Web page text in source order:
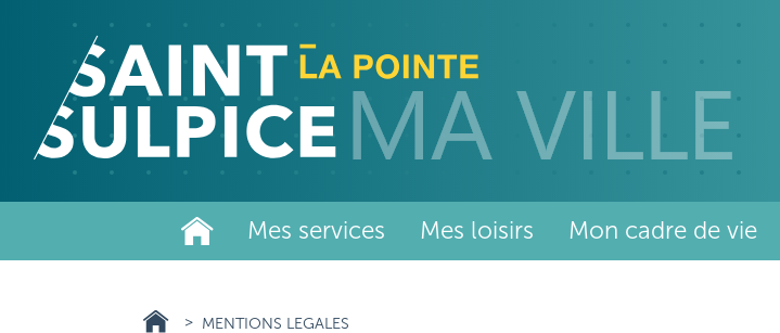
Mes services Mes loisirs Mon cadre de vie
MENTIONS LEGALES